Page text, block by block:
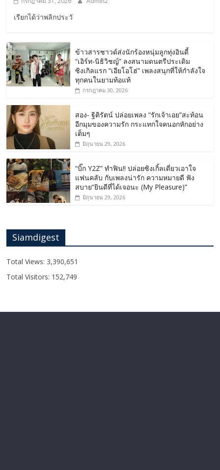
เรียกได้ว่าพลิกประวั
ข้าวสารซาวด์ส่งนักร้องหนุ่มลูกทุ่งอินดี้
“เอิร์ท-นิธิวิชญ์” ลงสนามดนตรีประเดิม
ซิงเกิลแรก “เอียโอโฮ่” เพลงสนุกที่ให้กำลังใจ
ทุกคนในยามท้อแท้
กรกฎาคม 30, 2026
สอง- ฐิติรัตน์ ปล่อยเพลง “รักเจ้าเอย”สะท้อน
อีกมุมของความรัก กระแทกใจคนอกหักอย่าง
เต็มๆ
มิถุนายน 29, 2026
“บิ๊ก Y2Z” ทำฟิน!! ปล่อยซิงเกิ้ลเดี่ยวเอาใจ
แฟนคลับ กับเพลงน่ารัก ความหมายดี ฟัง
สบาย“ยินดีที่ได้เจอนะ (My Pleasure)”
มิถุนายน 29, 2026
Siamdigest
Total Views: 3,390,651
Total Visitors: 152,749